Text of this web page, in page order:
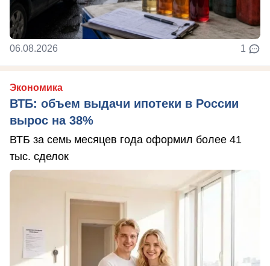
06.08.2026 1
Экономика
ВТБ: объем выдачи ипотеки в России
вырос на 38%
ВТБ за семь месяцев года оформил более 41
тыс. сделок